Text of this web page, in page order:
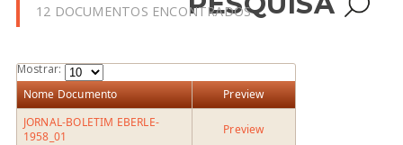
12 DOCUMENTOS ENCONTRADOS
Mostrar:
Nome Documento
Preview
JORNAL-BOLETIM EBERLE-
1958_01
Preview